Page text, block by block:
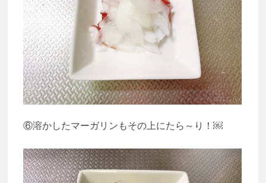
⑥溶かしたマーガリンもその上にたら～り！￼